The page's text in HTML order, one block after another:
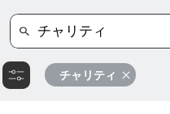
チャリティ